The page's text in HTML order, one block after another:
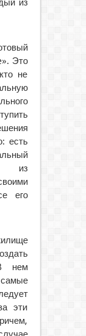
из
Это
не
есть
из
его
нем
эти